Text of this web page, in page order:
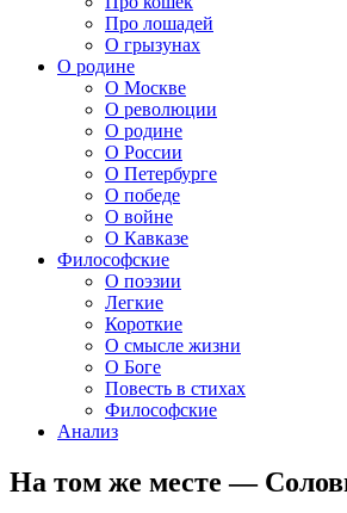
Про лошадей
О грызунах
О родине
О Москве
О революции
О родине
О России
О Петербурге
О победе
О войне
О Кавказе
Философские
О поэзии
Легкие
Короткие
О смысле жизни
О Боге
Повесть в стихах
Философские
Анализ
На том же месте —